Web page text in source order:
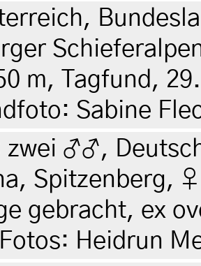
m, Tagfund,
Sabine
zwei ♂♂,
Spitzenberg,
gebracht, ex
Heidrun